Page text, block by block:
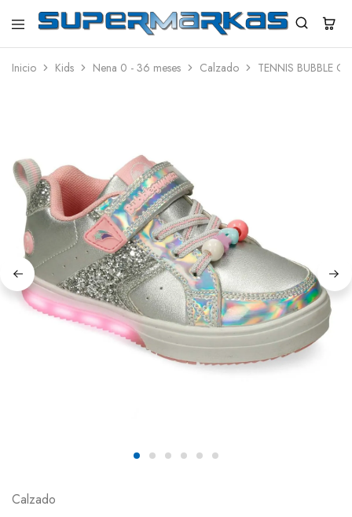
SuperMarkas
Ropa
con
Inicio Kids Nena 0 - 36 meses Calzado TENNIS BUBBLE
Calzado